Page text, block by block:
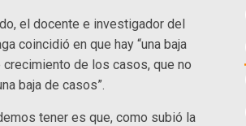
el docente e investigador del
coincidió en que hay “una baja
de los casos, que no
baja de casos”.
tener es que, como subió la